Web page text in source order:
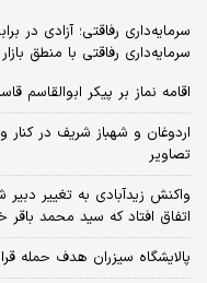
سرمایه‌داری رفاقتی؛ آزادی در
سرمایه‌داری رفاقتی با منطق بازار
اقامه نماز بر پیکر
اردوغان و شهباز شریف در کنار
تصاویر
واکنش زیدآبادی به تغییر
اتفاق افتاد که سید محمد باقر
پالایشگاه سیزران هدف حمله